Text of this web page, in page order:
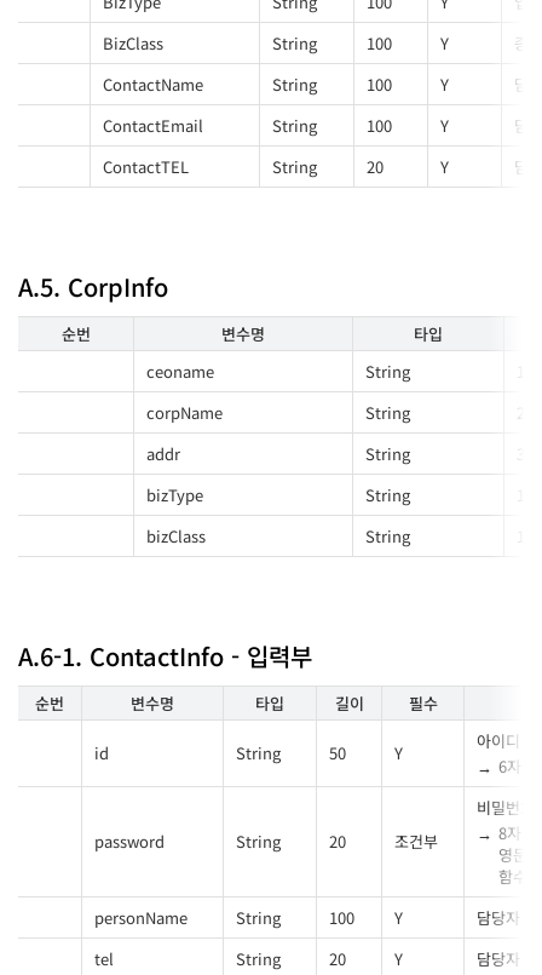
BizClass
String 100 Y
종목
ContactName
String 100 Y
담
ContactEmail
String 100 Y
담
ContactTEL
String 20 Y 담
A.5. CorpInfo
순번 변수명
타입
ceoname
String
100
corpName
String
200
addr
String
300
bizType
String
100
bizClass
String 100
A.6-1. ContactInfo - 입력부
순번 변수명 타입 길이 필수
id String 50 Y
아이디
6자
password String 20 조건부
비밀번호
8자
영문,
함수
personName
String 100 Y
담당자
tel
String 20 Y 담당자